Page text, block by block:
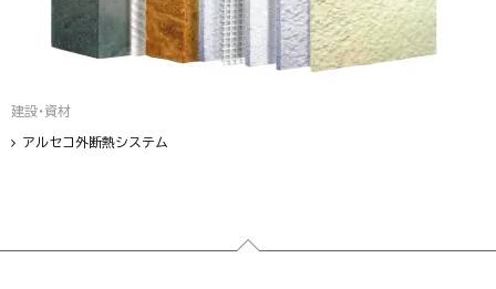
建設・資材
アルセコ外断熱システム
フッター